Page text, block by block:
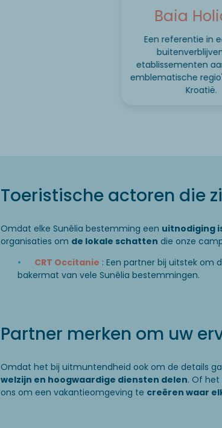
Baia
Een referentie in
etablissementen
emblematische
Kroatië.
Toeristische actoren die
Omdat elke Sunêlia bestemming een uitnodiging
organisaties om de lokale schatten die onze
CRT Occitanie : Een partner bij uitstek om
bakermat van vele Sunêlia bestemmingen.
Partner merken om uw
Omdat het bij uitmuntendheid ook om de details
welzijn en hoogwaardige diensten delen. Of
ons om een vakantieomgeving te creëren waar